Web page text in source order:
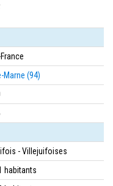
France
Marne (94)
- Villejuifoises
habitants